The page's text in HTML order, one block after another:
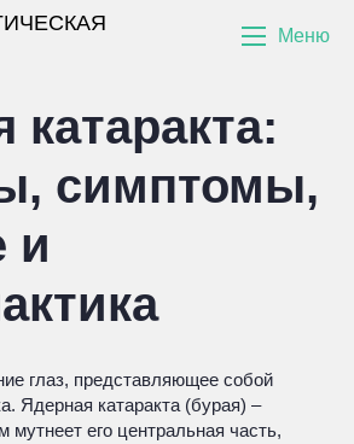
Меню
катаракта:
симптомы,
и
глаз, представляющее собой
Ядерная катаракта (бурая) –
мутнеет его центральная часть,